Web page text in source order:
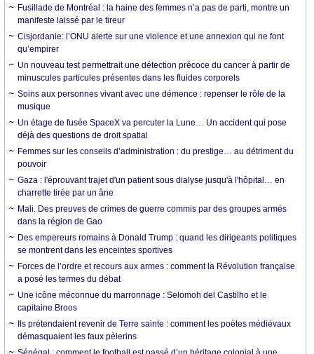
Fusillade de Montréal : la haine des femmes n’a pas de parti, montre un
manifeste laissé par le tireur
Cisjordanie: l’ONU alerte sur une violence et une annexion qui ne font
qu’empirer
Un nouveau test permettrait une détection précoce du cancer à partir de
minuscules particules présentes dans les fluides corporels
Soins aux personnes vivant avec une démence : repenser le rôle de la
musique
Un étage de fusée SpaceX va percuter la Lune… Un accident qui pose
déjà des questions de droit spatial
Femmes sur les conseils d’administration : du prestige… au détriment du
pouvoir
Gaza : l'éprouvant trajet d'un patient sous dialyse jusqu'à l'hôpital… en
charrette tirée par un âne
Mali. Des preuves de crimes de guerre commis par des groupes armés
dans la région de Gao
Des empereurs romains à Donald Trump : quand les dirigeants politiques
se montrent dans les enceintes sportives
Forces de l’ordre et recours aux armes : comment la Révolution française
a posé les termes du débat
Une icône méconnue du marronnage : Selomoh del Castilho et le
capitaine Broos
Ils prétendaient revenir de Terre sainte : comment les poètes médiévaux
démasquaient les faux pèlerins